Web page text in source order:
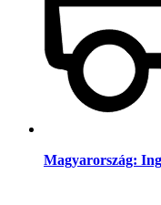
Magyarország: